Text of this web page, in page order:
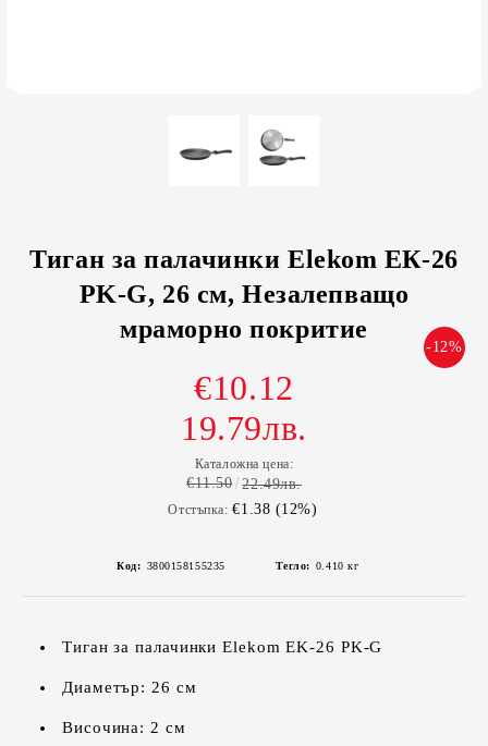
Тиган за палачинки Elekom ЕК-26
PK-G, 26 см, Незалепващо
мраморно покритие
-12%
€10.12
19.79лв.
Каталожна цена:
€11.50 22.49лв.
Отстъпка: €1.38 (12%)
Код: 3800158155235 Тегло: 0.410 кг
Тиган за палачинки Elekom EK-26 PK-G
Диаметър: 26 см
Височина: 2 см